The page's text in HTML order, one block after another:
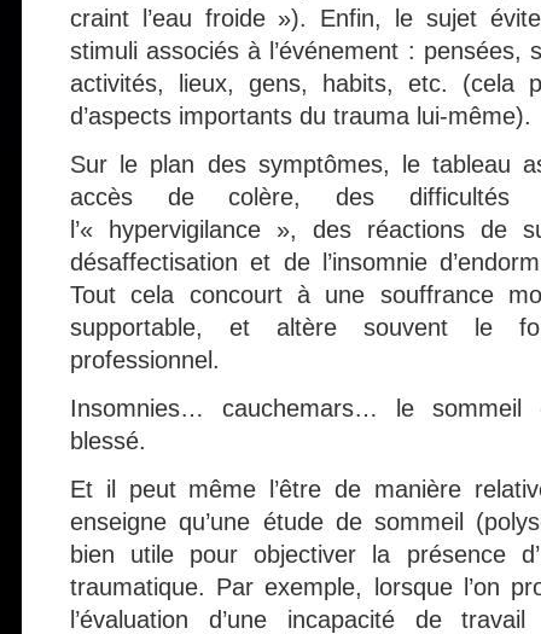
craint l’eau froide »). Enfin, le sujet
stimuli associés à l’événement : pensées,
activités, lieux, gens, habits, etc. (cela
d’aspects importants du trauma lui-même).
Sur le plan des symptômes, le tableau
accès de colère, des difficultés
l’« hypervigilance », des réactions de
désaffectisation et de l’insomnie
Tout cela concourt à une souffrance
supportable, et altère souvent le
professionnel.
Insomnies… cauchemars… le sommeil
blessé.
Et il peut même l’être de manière
enseigne qu’une étude de sommeil
bien utile pour objectiver la présence
traumatique. Par exemple, lorsque l’on
l’évaluation d’une incapacité de